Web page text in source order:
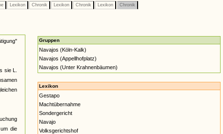
Lexikon Chronik Lexikon Chronik Lexikon Chronik
sie L.
die
Gruppen
Navajos (Köln-Kalk)
Navajos (Appellhofplatz)
Navajos (Unter Krahnenbäumen)
Lexikon
Gestapo
Machtübernahme
Sondergericht
Navajo
Volksgerichtshof